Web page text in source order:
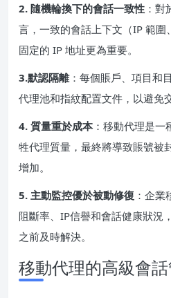
2. 隨機輪換下的會話一致性 ：
言，一致的會話上下文（IP 範圍
固定的 IP 地址更為重要。
3.默認隔離：每個賬戶、項目和
代理池和指紋配置文件，以避免
4. 質量重於成本：移動代理是一
牲代理質量，最終將導致賬號被
增加。
5. 主動監控優於被動修復 ：企
阻斷率、IP信譽和會話健康狀況
之前及時解決。
移動代理的高級會